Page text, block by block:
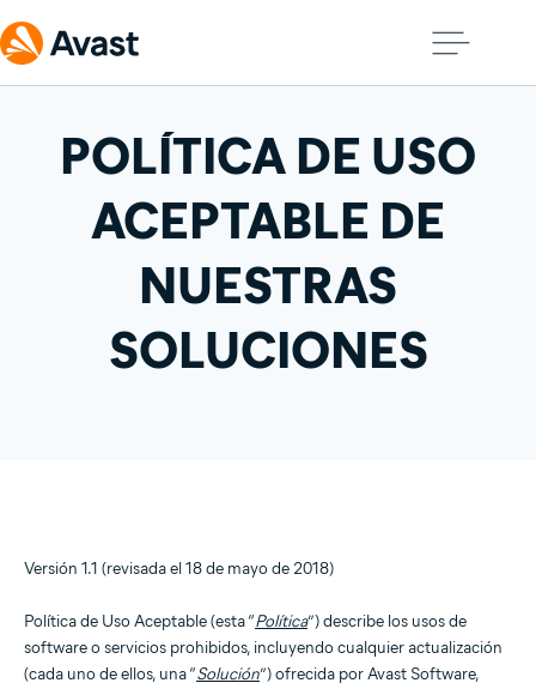
POLÍTICA DE USO
ACEPTABLE DE
NUESTRAS
SOLUCIONES
Versión 1.1 (revisada el 18 de mayo de 2018)
Política de Uso Aceptable (esta “Política”) describe los usos de
software o servicios prohibidos, incluyendo cualquier actualización
(cada uno de ellos, una “Solución”) ofrecida por Avast Software,